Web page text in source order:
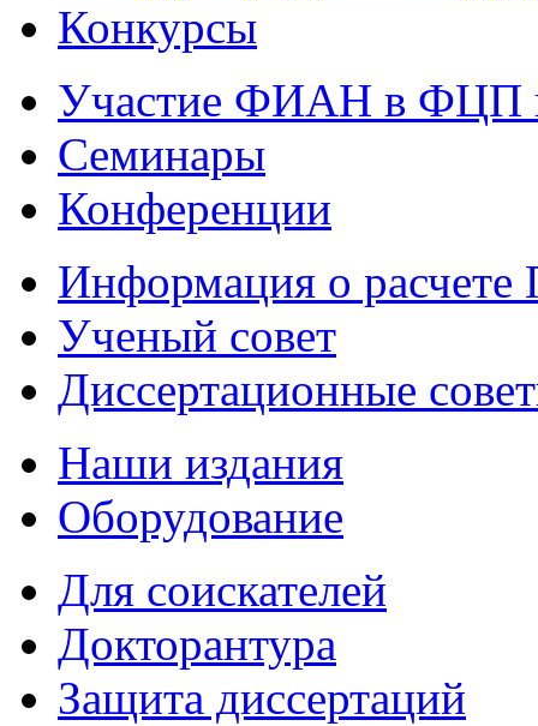
Конкурсы
Участие ФИАН в ФЦП
Семинары
Конференции
Информация о
Ученый совет
Диссертационные
Наши издания
Оборудование
Для соискателей
Докторантура
Защита диссертаций